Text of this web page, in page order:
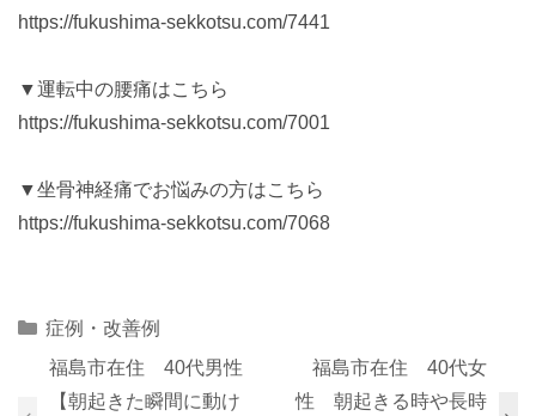
https://fukushima-sekkotsu.com/7441
▼運転中の腰痛はこちら
https://fukushima-sekkotsu.com/7001
▼坐骨神経痛でお悩みの方はこちら
https://fukushima-sekkotsu.com/7068
Categories
症例・改善例
福島市在住 40代男性
【朝起きた瞬間に動け
福島市在住 40代女
性 朝起きる時や長時